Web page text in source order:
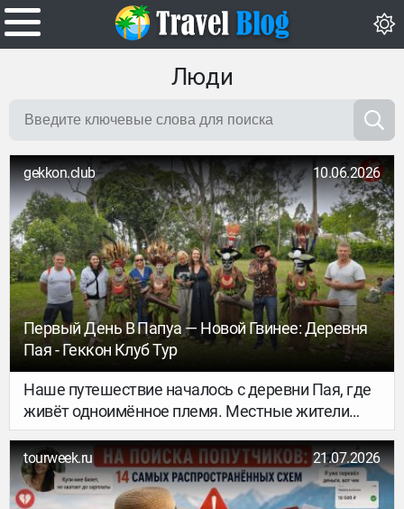
Люди
gekkon.club 10.06.2026
Первый День В Папуа — Новой Гвинее: Деревня
Пая - Геккон Клуб Тур
Наше путешествие началось с деревни Пая, где
живёт одноимённое племя. Местные жители
приготовили для нас национальное блюдо под
названием муму — это свинина, запечённая в
земле на раскалённых камнях вместе с бататом
и травами, завёрнутая в пальмовые листья.
tourweek.ru 21.07.2026